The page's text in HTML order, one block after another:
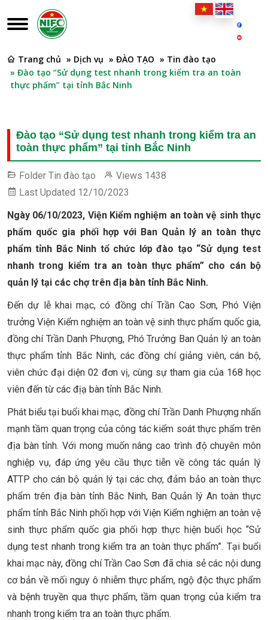
Trang chủ » Dịch vụ » ĐÀO TẠO » Tin đào tạo
» Đào tạo “Sử dụng test nhanh trong kiểm tra an toàn
thực phẩm” tại tỉnh Bắc Ninh
Đào tạo “Sử dụng test nhanh trong kiểm tra an
toàn thực phẩm” tại tỉnh Bắc Ninh
Folder Tin đào tạo Views 1438
Last Updated 12/10/2023
Ngày 06/10/2023, Viện Kiểm nghiệm an toàn vệ sinh thực
phẩm quốc gia phối hợp với Ban Quản lý an toàn thực
phẩm tỉnh Bắc Ninh tổ chức lớp đào tạo “Sử dụng test
nhanh trong kiểm tra an toàn thực phẩm” cho cán bộ
quản lý tại các chợ trên địa bàn tỉnh Bắc Ninh.
Đến dự lễ khai mạc, có đồng chí Trần Cao Sơn, Phó Viện
trưởng Viện Kiểm nghiệm an toàn vệ sinh thực phẩm quốc gia,
đồng chí Trần Danh Phượng, Phó Trưởng Ban Quản lý an toàn
thực phẩm tỉnh Bắc Ninh, các đồng chí giảng viên, cán bộ,
viên chức đại diện 02 đơn vị, cùng sự tham gia của 168 học
viên đến từ các địạ bàn tỉnh Bắc Ninh.
Phát biểu tại buổi khai mạc, đồng chí Trần Danh Phượng nhấn
mạnh tầm quan trọng của công tác kiểm soát thực phẩm trên
địa bàn tỉnh. Với mong muốn nâng cao trình độ chuyên môn
nghiệp vụ, đáp ứng yêu cầu thực tiễn về công tác quản lý
ATTP cho cán bộ quản lý tại các chợ, đảm bảo an toàn thực
phẩm trên địa bàn tỉnh Bắc Ninh, Ban Quản lý An toàn thực
phẩm tỉnh Bắc Ninh phối hợp với Viện Kiểm nghiệm an toàn vệ
sinh thực phẩm quốc gia phối hợp thực hiện buổi học “Sử
dụng test nhanh trong kiểm tra an toàn thực phẩm”. Tại buổi
khai mạc này, đồng chí Trần Cao Sơn đã chia sẻ các nội dung
cơ bản về mối nguy ô nhiễm thực phẩm, ngộ độc thực phẩm
và bệnh truyền qua thực phẩm, tầm quan trọng của kiểm tra
nhanh trong kiểm tra an toàn thực phẩm.